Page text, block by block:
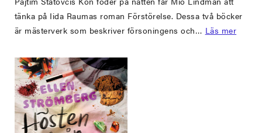
tänka på Iida Raumas roman Förstörelse. Dessa två böcker
är mästerverk som beskriver försoningens och… Läs mer